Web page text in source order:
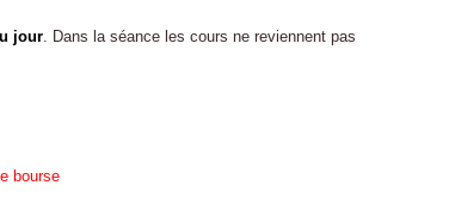
jour. Dans la séance les cours ne reviennent pas